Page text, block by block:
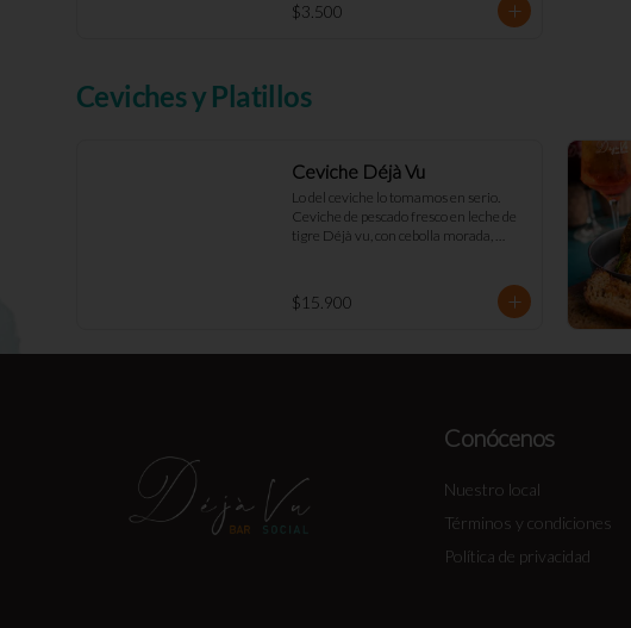
$3.500
Ceviches y Platillos
Ceviche Déjà Vu
Lo del ceviche lo tomamos en serio.
Ceviche de pescado fresco en leche de
tigre Déjà vu, con cebolla morada,
tostadas de masa madre.
$15.900
Conócenos
Nuestro local
Términos y condiciones
Política de privacidad